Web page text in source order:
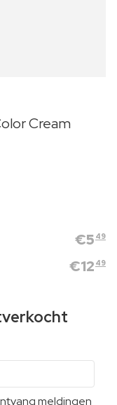
Cream
€5 49
€12 49
meldingen